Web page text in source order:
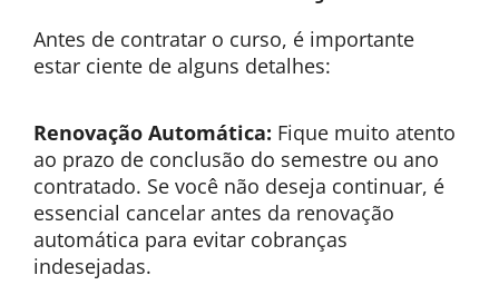
Antes de contratar o curso, é importante
estar ciente de alguns detalhes:
Renovação Automática: Fique muito atento
ao prazo de conclusão do semestre ou ano
contratado. Se você não deseja continuar, é
essencial cancelar antes da renovação
automática para evitar cobranças
indesejadas.